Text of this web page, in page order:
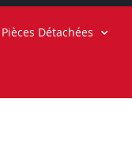
Pièces Détachées